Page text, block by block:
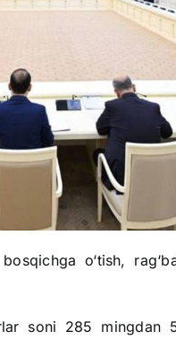
o‘tish,
soni 285 mingdan